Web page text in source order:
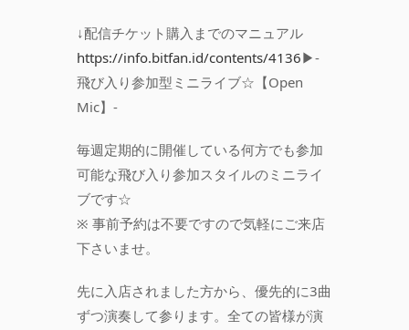
↓配信チケット購入までのマニュアル
https://info.bitfan.id/contents/4136▶-
飛び入り参加型ミニライブ☆【Open
Mic】-
毎週定期的に開催している何方でも参加
可能な飛び入り参加スタイルのミニライ
ブです☆
※ 事前予約は不要ですので気軽にご来店
下さいませ。
先に入店されました方から、優先的に3曲
ずつ演奏して参ります。全ての皆様が演